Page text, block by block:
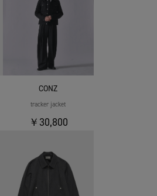
CONZ
tracker jacket
￥30,800